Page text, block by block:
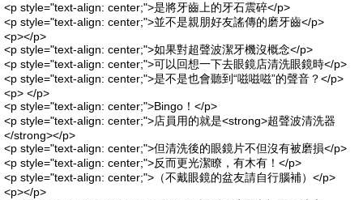
<p style="text-align: center;">是將牙齒上的牙石震碎</p>
<p style="text-align: center;">並不是親朋好友謠傳的磨牙齒</p>
<p></p>
<p style="text-align: center;">如果對超聲波潔牙機沒概念</p>
<p style="text-align: center;">可以回想一下去眼鏡店清洗眼鏡時</p>
<p style="text-align: center;">是不是也會聽到“嗞嗞嗞”的聲音？</p>
<p> </p>
<p style="text-align: center;">Bingo！</p>
<p style="text-align: center;">店員用的就是<strong>超聲波清洗器
</strong></p>
<p style="text-align: center;">但清洗後的眼鏡片不但沒有被磨損</p>
<p style="text-align: center;">反而更光潔瞭，有木有！</p>
<p style="text-align: center;">（不戴眼鏡的盆友請自行腦補）</p>
<p></p>